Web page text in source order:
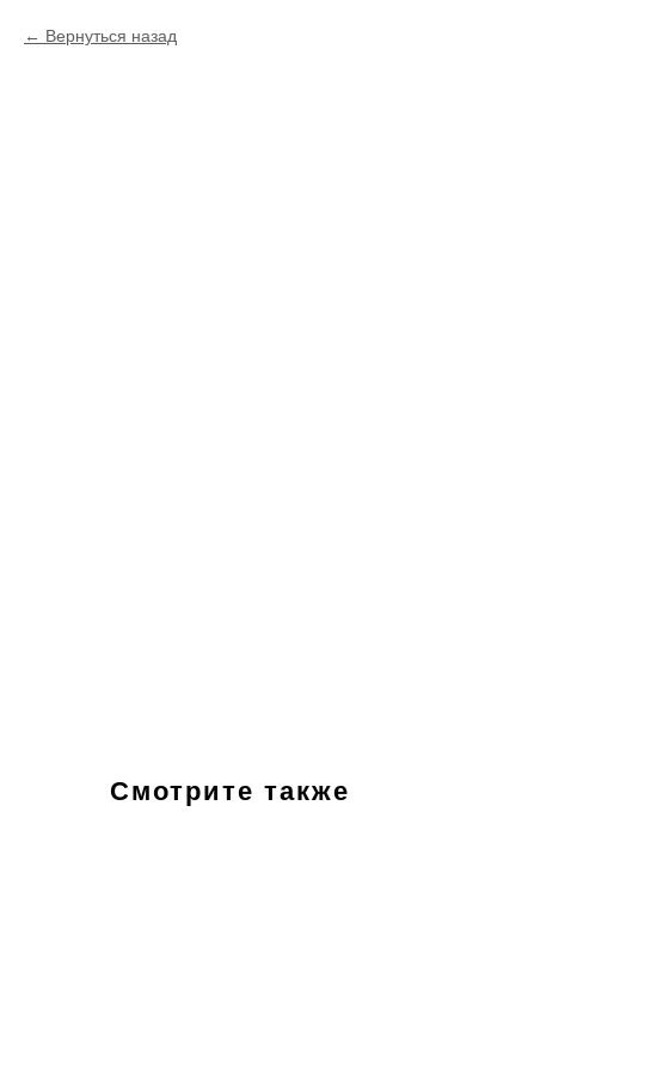
Вернуться назад
Смотрите также